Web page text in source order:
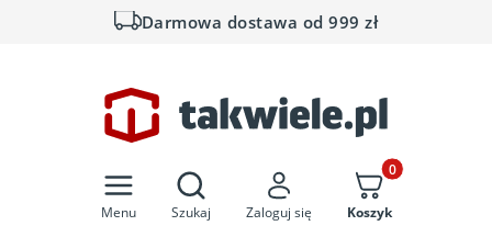
Darmowa dostawa od 999 zł
Menu
Otwórz wyszukiwarkę
Szukaj Zaloguj się
Produkty w
Koszyk